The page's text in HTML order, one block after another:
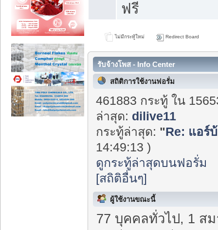
ฟรี
ไม่มีกระทู้ใหม่ Redirect Board
รับจ้างโพส - Info Center
สถิติการใช้งานฟอรั่ม
461883 กระทู้ ใน
ล่าสุด: dilive11
กระทู้ล่าสุด: "Re: แอร์
14:49:13 )
ดูกระทู้ล่าสุดบนฟอรั่ม
[สถิติอื่นๆ]
ผู้ใช้งานขณะนี้
77 บุคคลทั่วไป, 1 ส